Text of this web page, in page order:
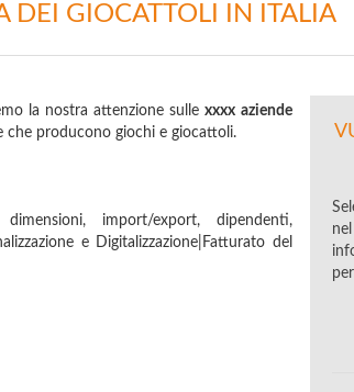
DEI GIOCATTOLI IN ITALIA
la nostra attenzione sullexxxx aziende
che producono giochi e giocattoli.
import/export, dipendenti,
e Digitalizzazione|Fatturato del